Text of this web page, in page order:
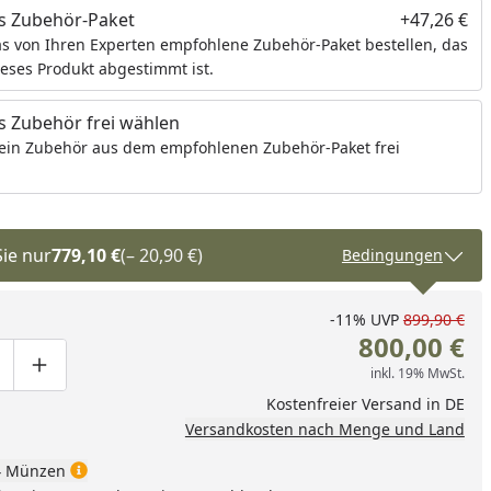
Zubehör-Paket +47,26 €
von Ihren Experten empfohlene Zubehör-Paket bestellen, das
Produkt abgestimmt ist.
Zubehör frei wählen
Zubehör aus dem empfohlenen Zubehör-Paket frei
nur779,10 €(– 20,90 €) Bedingungen
um eins verringern
manuell eingeben
Produktmenge um eins erhöhen
-11% UVP 899,90 €
800,00 €
inkl. 19% MwSt.
Kostenfreier Versand in DE
Versandkosten nach Menge und Land
Münzen